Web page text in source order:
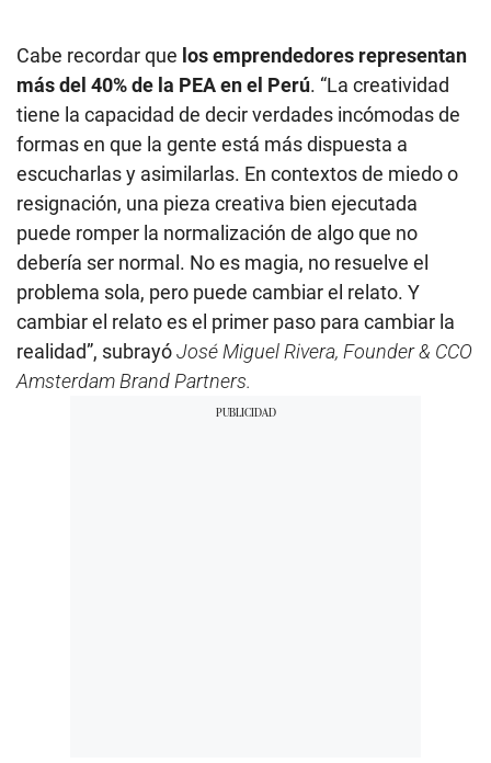
Cabe recordar que los emprendedores representan
más del 40% de la PEA en el Perú. “La creatividad
tiene la capacidad de decir verdades incómodas de
formas en que la gente está más dispuesta a
escucharlas y asimilarlas. En contextos de miedo o
resignación, una pieza creativa bien ejecutada
puede romper la normalización de algo que no
debería ser normal. No es magia, no resuelve el
problema sola, pero puede cambiar el relato. Y
cambiar el relato es el primer paso para cambiar la
realidad”, subrayóJosé Miguel Rivera, Founder & CCO
Amsterdam Brand Partners.